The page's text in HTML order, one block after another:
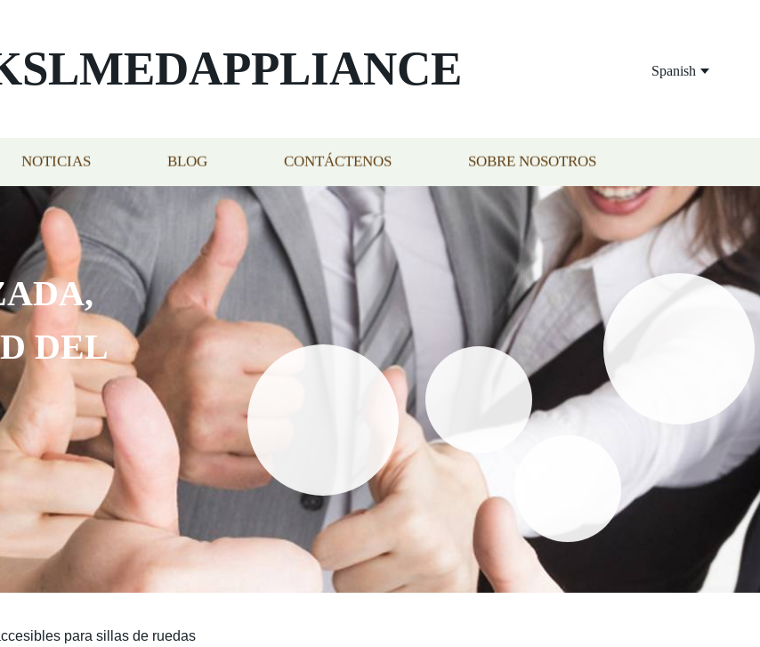
Spanish
NOTICIAS BLOG CONTÁCTENOS SOBRE NOSOTROS
DEL
para sillas de ruedas